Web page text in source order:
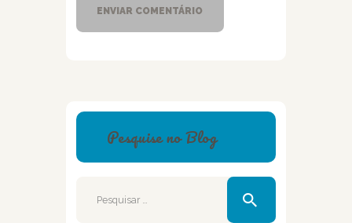
Pesquise no Blog